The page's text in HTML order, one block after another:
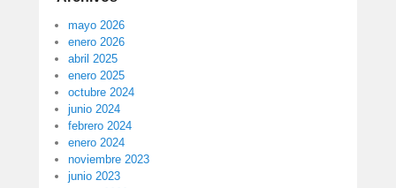
mayo 2026
enero 2026
abril 2025
enero 2025
octubre 2024
junio 2024
febrero 2024
enero 2024
noviembre 2023
junio 2023